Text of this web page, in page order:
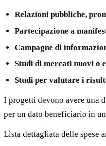
Relazioni pubbliche,
Partecipazione a
Campagne di
Studi di mercati nuovi o
Studi per valutare i
I progetti devono avere una
per un dato beneficiario in
Lista dettagliata delle spese